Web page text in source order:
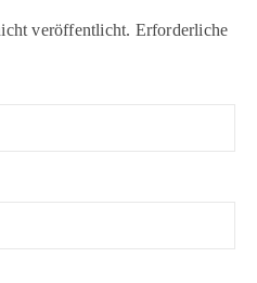
veröffentlicht. Erforderliche